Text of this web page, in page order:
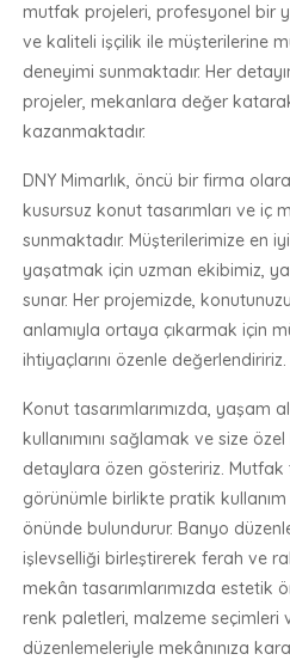
mutfak projeleri, profesyonel bir
ve kaliteli işçilik ile müşterilerine
deneyimi sunmaktadır. Her
projeler, mekanlara değer katarak
kazanmaktadır.
DNY Mimarlık, öncü bir firma
kusursuz konut tasarımları ve iç
sunmaktadır. Müşterilerimize en
yaşatmak için uzman ekibimiz,
sunar. Her projemizde,
anlamıyla ortaya çıkarmak için
ihtiyaçlarını özenle değerlendiririz.
Konut tasarımlarımızda, yaşam
kullanımını sağlamak ve size
detaylara özen gösteririz. Mutfak
görünümle birlikte pratik
önünde bulundurur. Banyo
işlevselliği birleştirerek ferah ve
mekân tasarımlarımızda estetik
renk paletleri, malzeme seçimleri
düzenlemeleriyle mekânınıza